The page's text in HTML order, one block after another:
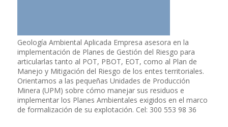
Geología Ambiental Aplicada Empresa asesora en la
implementación de Planes de Gestión del Riesgo para
articularlas tanto al POT, PBOT, EOT, como al Plan de
Manejo y Mitigación del Riesgo de los entes territoriales.
Orientamos a las pequeñas Unidades de Producción
Minera (UPM) sobre cómo manejar sus residuos e
implementar los Planes Ambientales exigidos en el marco
de formalización de su explotación. Cel: 300 553 98 36